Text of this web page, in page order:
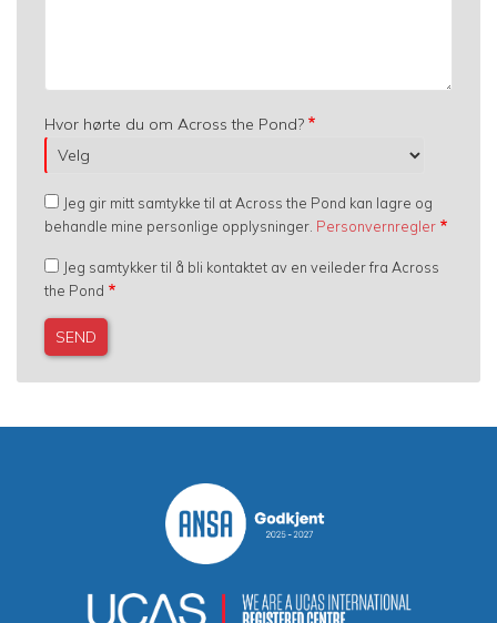
Hvor hørte du om Across the Pond?
Jeg gir mitt samtykke til at Across the Pond kan lagre og
behandle mine personlige opplysninger. Personvernregler
Jeg samtykker til å bli kontaktet av en veileder fra Across
the Pond